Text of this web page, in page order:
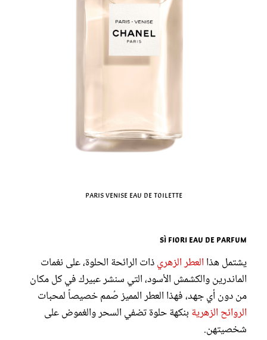
Paris Venise Eau de Toilette
Sì Fiori Eau de Parfum
يشتمل هذا العطر الزهريذات الرائحة الحلوة، على نغمات
الماندرين والكشمش الأسود، التي سنشر عبيرك في كل مكان
من دون أي جهد، فهذا العطر المميز صُمم خصيصاً لمحبات
الروائح الزهرية بنكهة حلوة تضفي السحر والغموض على
شخصيتهن.